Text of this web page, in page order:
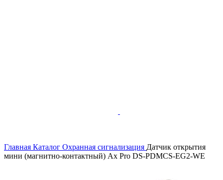
Главная Каталог Охранная сигнализация Датчик открытия
мини (магнитно-контактный) Ax Pro DS-PDMCS-EG2-WE